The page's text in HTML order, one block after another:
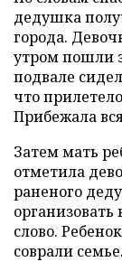
дедушка
города.
утром пошли
подвале
что
Прибежала
Затем мать
отметила
раненого
слово.
соврали семье.